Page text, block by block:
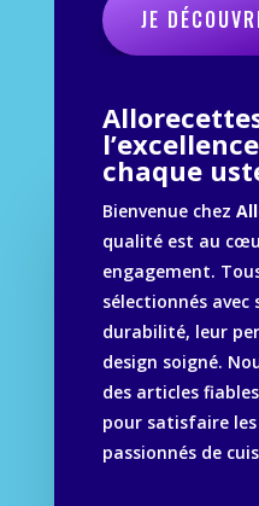
JE
chaque
Bienvenue chez
qualité est au
engagement.
sélectionnés avec
durabilité, leur
design soigné.
des articles
pour satisfaire les
passionnés de